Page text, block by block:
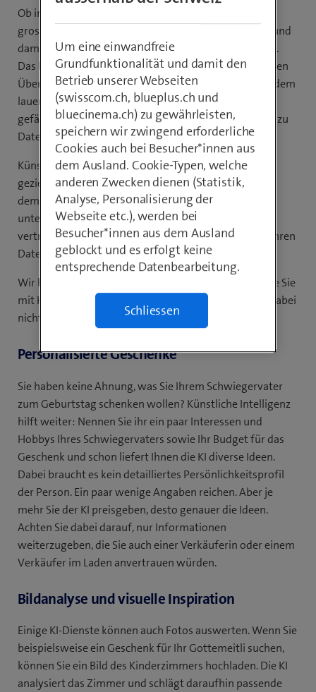
Ob im Spielzeugladen des Vertrauens oder bei einem
grossen Online-Anbieter: Die Auswahl an Produkten und
damit an möglichen Geschenken ist heutzutage riesig.
Das bedeutet oft aber auch die Qual der Wahl. Sich einen
Überblick zu verschaffen, wird immer schwieriger. Zudem
lauern gerade im Internet diverse Gefahren – von
gefälschten Shops über unechte Bewertungen bis hin zu
Datensammlern.
Künstliche Intelligenz kann hier Abhilfe schaffen. Mit
gezielten Angaben können Sie sich bei der Suche nach
dem perfekten Geschenk von digitalen Assistenten
unterstützen lassen. Wichtig ist dabei, auf eine
vertrauenswürdige KI zu setzen, die transparent mit Ihren
Daten umgeht.
Wir haben Ihnen einige Tipps zusammengetragen, wie Sie
mit Hilfe von KI das perfekte Geschenk finden – und dabei
nicht übers Ohr gehauen werden:
Personalisierte Geschenke
Sie haben keine Ahnung, was Sie Ihrem Schwiegervater
zum Geburtstag schenken wollen? Künstliche Intelligenz
hilft weiter: Nennen Sie ihr ein paar Interessen und
Hobbys Ihres Schwiegervaters sowie Ihr Budget für das
Geschenk und schon liefert Ihnen die KI diverse Ideen.
Dabei braucht es kein detailliertes Persönlichkeitsprofil
der Person. Ein paar wenige Angaben reichen. Aber je
mehr Sie der KI preisgeben, desto genauer die Ideen.
Achten Sie dabei darauf, nur Informationen
weiterzugeben, die Sie auch einer Verkäuferin oder einem
Verkäufer im Laden anvertrauen würden.
Bildanalyse und visuelle Inspiration
Einige KI-Dienste können auch Fotos auswerten. Wenn Sie
beispielsweise ein Geschenk für Ihr Gottemeitli suchen,
können Sie ein Bild des Kinderzimmers hochladen. Die KI
analysiert das Zimmer und schlägt daraufhin passende
Um eine einwandfreie
Grundfunktionalität und damit den
Betrieb unserer Webseiten
(swisscom.ch, blueplus.ch und
bluecinema.ch) zu gewährleisten,
speichern wir zwingend erforderliche
Cookies auch bei Besucher*innen aus
dem Ausland. Cookie-Typen, welche
anderen Zwecken dienen (Statistik,
Analyse, Personalisierung der
Webseite etc.), werden bei
Besucher*innen aus dem Ausland
geblockt und es erfolgt keine
entsprechende Datenbearbeitung.
Schliessen